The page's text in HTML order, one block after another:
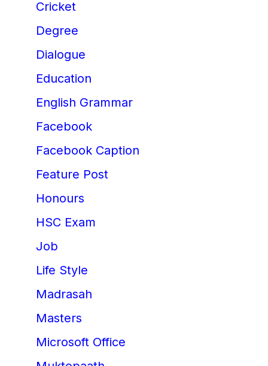
Cricket
Degree
Dialogue
Education
English Grammar
Facebook
Facebook Caption
Feature Post
Honours
HSC Exam
Job
Life Style
Madrasah
Masters
Microsoft Office